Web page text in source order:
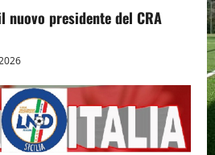
nuovo presidente del CRA